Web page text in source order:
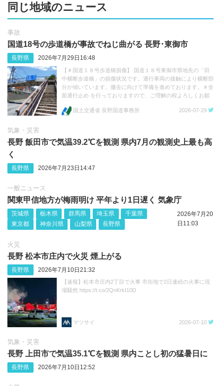
同じ地域のニュース
事故
国道18号の歩道橋が事故でねじ曲がる 長野･‬東御市
長野県 2026年7月29日16:48
【＃国道１８号歩道橋損傷】 国道１８号東御市県地先の「田
中横断歩道橋」の損傷状況です。通行車両の接触により横断部
分が傾いています。撤去に向けて準備を進めております。＃全
面通行止め を行っておりますので、ご理解の程よろしくお願
国土交通省 長野国道事務所
2026-07-29
気象・災害
長野 飯田市で気温39.2℃を観測 県内7月の観測史上最も高
く
長野県 2026年7月23日14:47
一般ニュース
関東甲信地方が梅雨明け 平年より1日遅く 気象庁
茨城県 栃木県 群馬県 埼玉県
千葉県
東京都
神奈川県 山梨県 長野県
2026年7月20
日11:03
火災
長野 松本市庄内で火災 煙上がる
長野県 2026年7月10日21:32
【速報】松本市庄内2丁目で火事 市街地で2日連続の火事に現
場騒然 https://t.co/2QnKrkI10D
マツサイ 2026-07-10
気象・災害
長野 上田市で気温35.1℃を観測 県内ことし初の猛暑日に
長野県 2026年7月10日12:52